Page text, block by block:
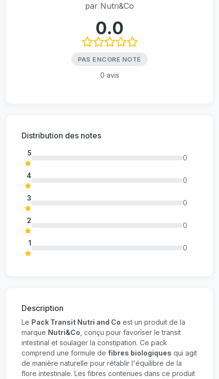
par Nutri&Co
0.0
PAS ENCORE NOTÉ
0 avis
Distribution des notes
5
0
4
0
3
0
2
0
1
0
Description
Le Pack Transit Nutri and Co est un produit de la
marque Nutri&Co, conçu pour favoriser le transit
intestinal et soulager la constipation. Ce pack
comprend une formule de fibres biologiques qui agit
de manière naturelle pour rétablir l'équilibre de la
flore intestinale. Les fibres contenues dans ce produit